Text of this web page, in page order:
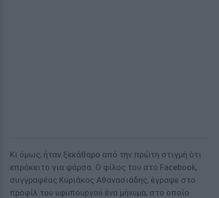
Κι όμως, ήταν ξεκάθαρο από την πρώτη στιγμή ότι
επρόκειτο για φάρσα. Ο φίλος του στο Facebook,
συγγραφέας Κυριάκος Αθανασιάδης, έγραψε στο
προφίλ του υφυπουργού ένα μήνυμα, στο οποίο